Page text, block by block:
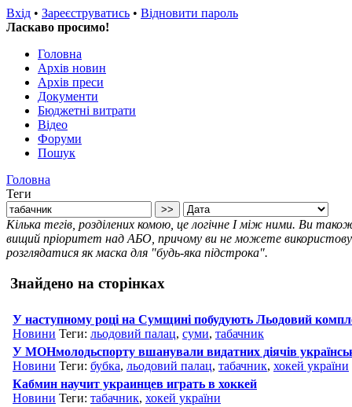
Вхід • Зареєструватись • Відновити пароль
Ласкаво просимо!
Головна
Архів новин
Архів преси
Документи
Бюджетні витрати
Відео
Форуми
Пошук
Головна
Теги
Кілька тегів, розділених комою, це логічне І між ними. Ви
вищий пріоритет над АБО, причому ви не можете
розглядатися як маска для "будь-яка підстрока".
Знайдено на сторінках
У наступному році на Сумщині побудують Льодовий
Новини Теги: льодовий палац, суми, табачник
У МОНмолодьспорту вшанували видатних діячів
Новини Теги: бубка, льодовий палац, табачник, хокей україни
Кабмин научит украинцев играть в хоккей
Новини Теги: табачник, хокей україни